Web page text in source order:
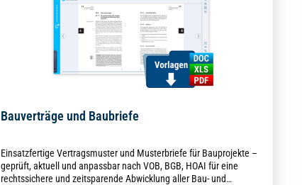
Bauverträge und Baubriefe
Einsatzfertige Vertragsmuster und Musterbriefe für Bauprojekte –
geprüft, aktuell und anpassbar nach VOB, BGB, HOAI für eine
rechtssichere und zeitsparende Abwicklung aller Bau- und